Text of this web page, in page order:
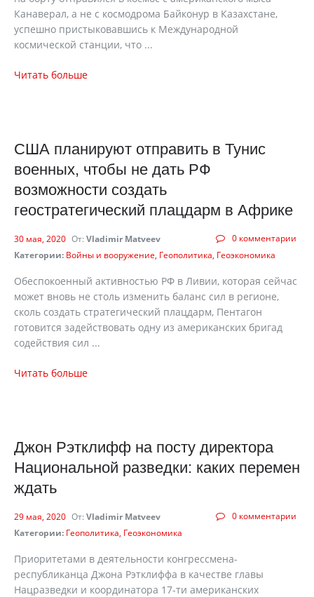
Канаверал, а не с космодрома Байконур в Казахстане,
успешно пристыковавшись к Международной
космической станции, что ...
Читать больше
США планируют отправить в Тунис
военных, чтобы не дать РФ
возможности создать
геостратегический плацдарм в Африке
0 комментарии
30 мая, 2020 От: Vladimir Matveev
Категории: Войны и вооружение Геополитика Геоэкономика
Обеспокоенный активностью РФ в Ливии, которая сейчас
может вновь не столь изменить баланс сил в регионе,
сколь создать стратегический плацдарм, Пентагон
готовится задействовать одну из американских бригад
содействия сил ...
Читать больше
Джон Рэтклифф на посту директора
Национальной разведки: каких перемен
ждать
0 комментарии
29 мая, 2020 От: Vladimir Matveev
Категории: Геополитика Геоэкономика
Приоритетами в деятельности конгрессмена-
республиканца Джона Рэтклиффа в качестве главы
Нацразведки и координатора 17-ти американских